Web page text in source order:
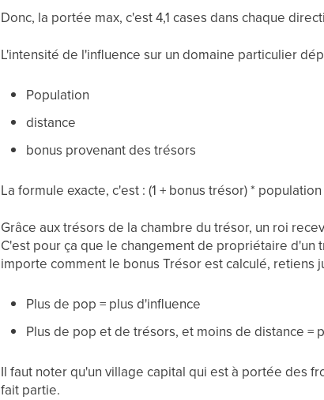
Donc, la portée max, c'est 4,1 cases dans chaque
L'intensité de l'influence sur un domaine particulier
Population
distance
bonus provenant des trésors
La formule exacte, c'est : (1 + bonus trésor) *
Grâce aux trésors de la chambre du trésor, un roi
C'est pour ça que le changement de propriétaire
importe comment le bonus Trésor est calculé, retiens
Plus de pop = plus d'influence
Plus de pop et de trésors, et moins de distance =
Il faut noter qu'un village capital qui est à portée des
fait partie.